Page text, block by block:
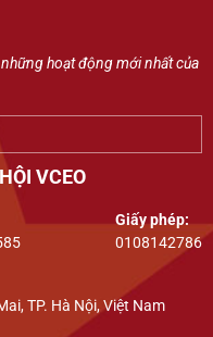
hoạt động mới nhất của
VCEO
Giấy phép:
0108142786
TP. Hà Nội, Việt Nam